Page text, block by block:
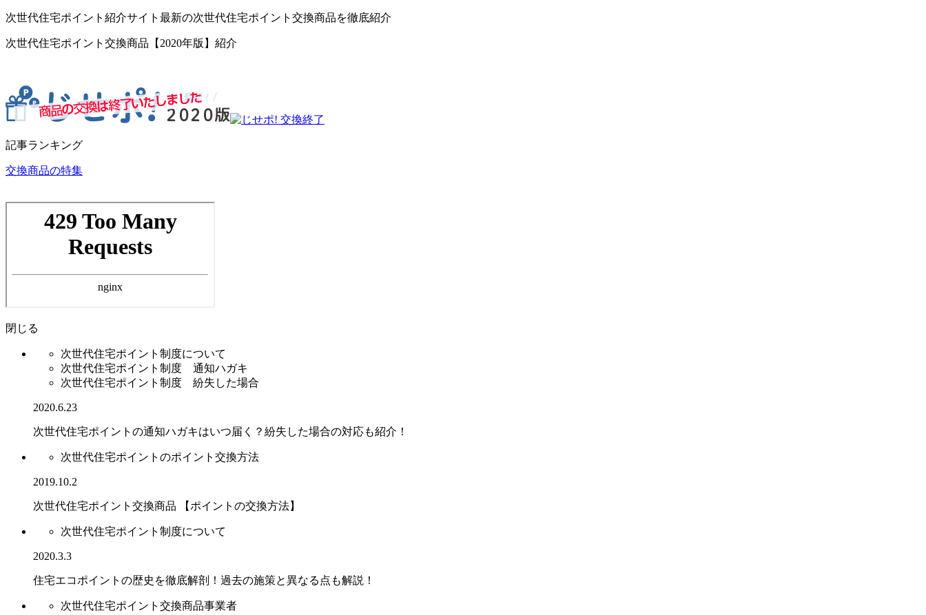
次世代住宅ポイント紹介サイト最新の次世代住宅ポイント交換商品を徹底紹介
次世代住宅ポイント交換商品【2020年版】紹介
記事ランキング
交換商品の特集
閉じる
次世代住宅ポイント制度について
次世代住宅ポイント制度 通知ハガキ
次世代住宅ポイント制度 紛失した場合
2020.6.23
次世代住宅ポイントの通知ハガキはいつ届く？紛失した場合の対応も紹介！
次世代住宅ポイントのポイント交換方法
2019.10.2
次世代住宅ポイント交換商品 【ポイントの交換方法】
次世代住宅ポイント制度について
2020.3.3
住宅エコポイントの歴史を徹底解剖！過去の施策と異なる点も解説！
次世代住宅ポイント交換商品事業者